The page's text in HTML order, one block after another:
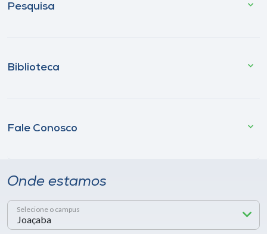
Pesquisa
Biblioteca
Fale Conosco
Onde estamos
Selecione o campus